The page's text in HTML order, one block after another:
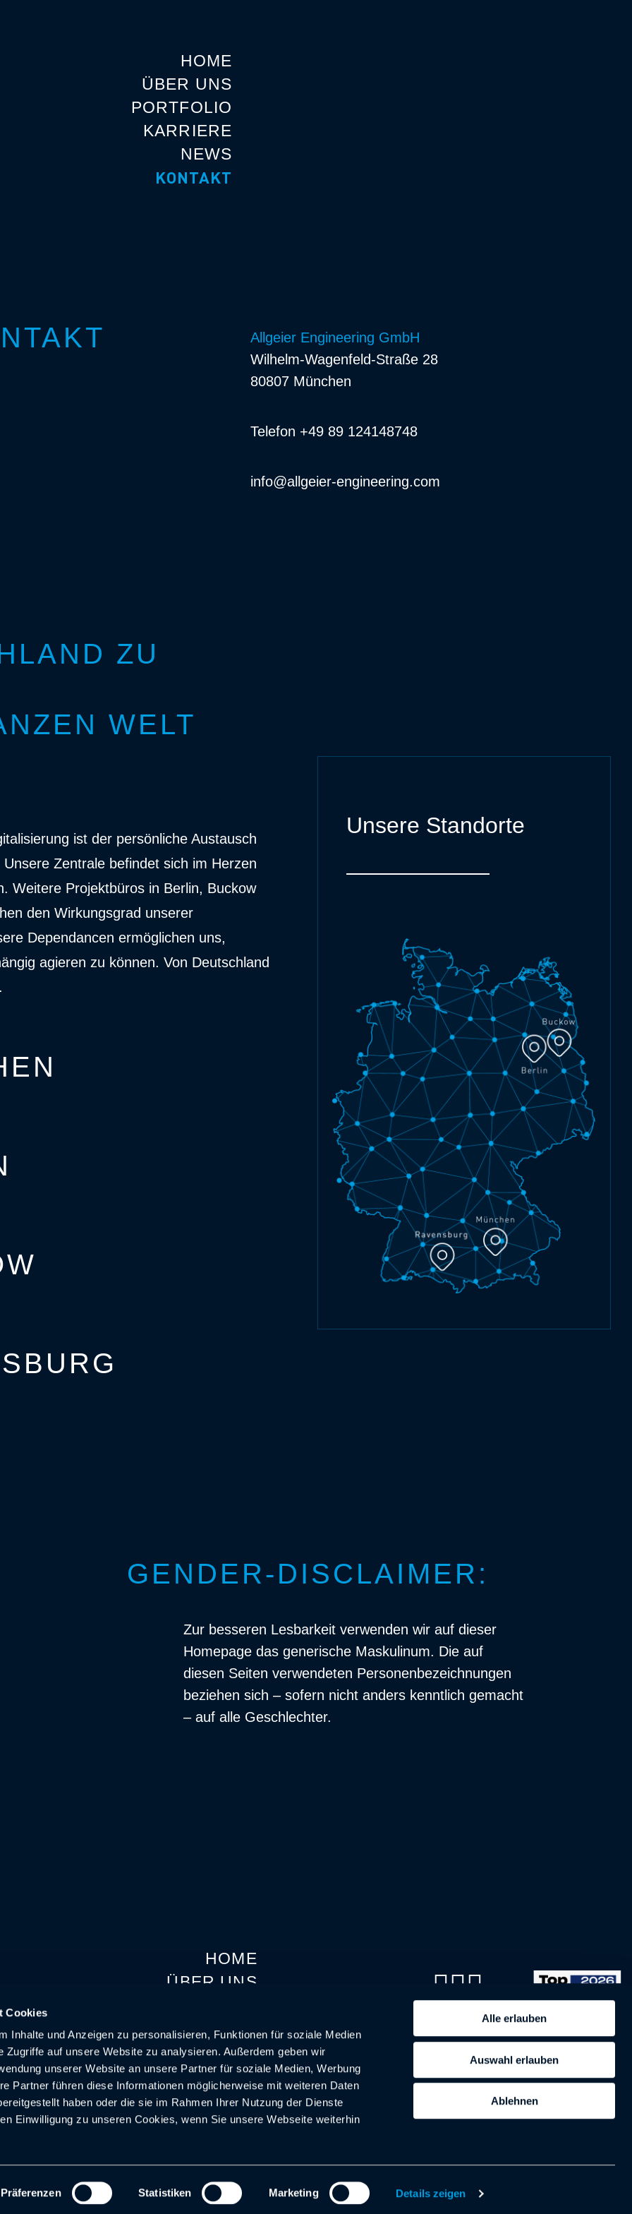
Cookies
Inhalte und Anzeigen zu personalisieren, Funktionen für soziale Medien
Zugriffe auf unsere Website zu analysieren. Außerdem geben wir
unserer Website an unsere Partner für soziale Medien, Werbung
Partner führen diese Informationen möglicherweise mit weiteren Daten
haben oder die sie im Rahmen Ihrer Nutzung der Dienste
Einwilligung zu unseren Cookies, wenn Sie unsere Webseite weiterhin
Präferenzen Statistiken Marketing Details zeigen
Alle erlauben
Auswahl erlauben
Ablehnen
HOME
ÜBER UNS
PORTFOLIO
KARRIERE
NEWS
KONTAKT
Allgeier Engineering GmbH
Wilhelm-Wagenfeld-Straße 28
80807 München
Telefon +49 89 124148748
info@allgeier-engineering.com
ZU
WELT
ist der persönliche Austausch
Zentrale befindet sich im Herzen
Weitere Projektbüros in Berlin, Buckow
den Wirkungsgrad unserer
Dependancen ermöglichen uns,
agieren zu können. Von Deutschland
Unsere Standorte
GENDER-DISCLAIMER:
Zur besseren Lesbarkeit verwenden wir auf dieser
Homepage das generische Maskulinum. Die auf
diesen Seiten verwendeten Personenbezeichnungen
beziehen sich – sofern nicht anders kenntlich gemacht
– auf alle Geschlechter.
HOME
ÜBER UNS
KARRIERE
NEWS
KONTAKT
Impressum
Datenschutz
Cookie